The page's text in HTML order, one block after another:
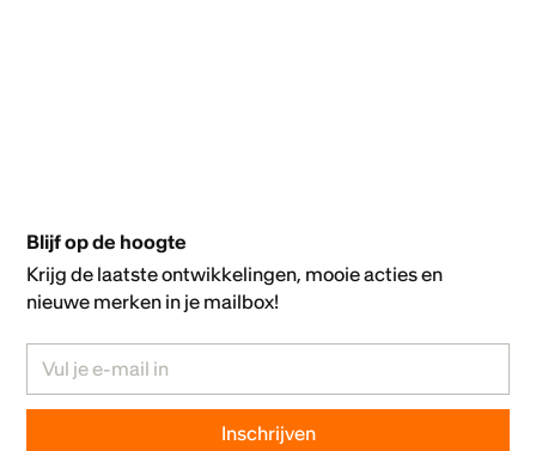
Blijf op de hoogte
Krijg de laatste ontwikkelingen, mooie acties en
nieuwe merken in je mailbox!